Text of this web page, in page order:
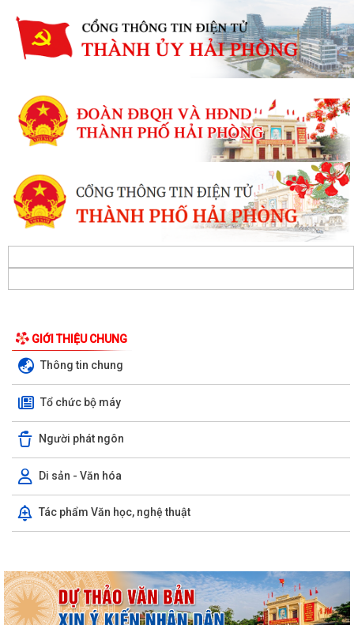
GIỚI THIỆU CHUNG
Thông tin chung
Tổ chức bộ máy
Người phát ngôn
Di sản - Văn hóa
Tác phẩm Văn học, nghệ thuật
XÂY DỰNG QUỐC GIA SỐ
QUYẾT ĐỊNH SỐ 2917/QĐ-UBND, ngày 25/7/2026 của UBND thành
phố Ban hành Bộ tiêu chí thực hiện Đề án...